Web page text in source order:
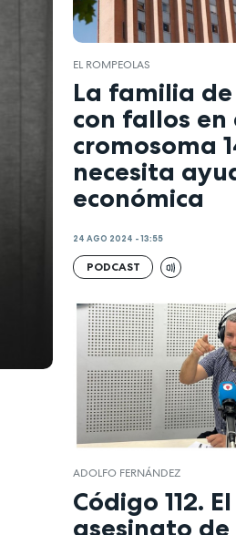
EL ROMPEOLAS
La familia de
con fallos en
cromosoma
necesita
económica
24 AGO 2024 - 13:55
PODCAST
ADOLFO FERNÁNDEZ
Código 112. El
asesinato